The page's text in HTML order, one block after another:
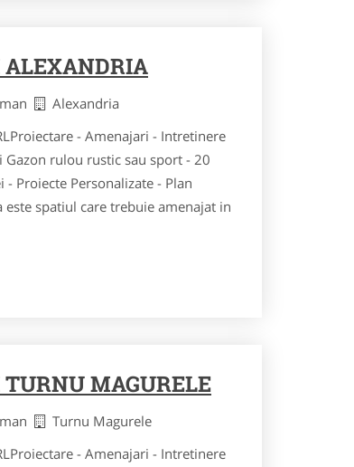
Alexandria
- Amenajari - Intretinere
rulou rustic sau sport - 20
Proiecte Personalizate - Plan
este spatiul care trebuie amenajat in
MAGURELE
Turnu Magurele
- Amenajari - Intretinere